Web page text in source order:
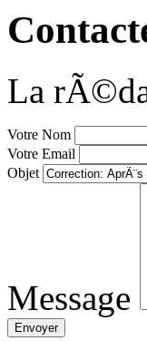
La
Votre Nom
Votre Email
Objet
Message